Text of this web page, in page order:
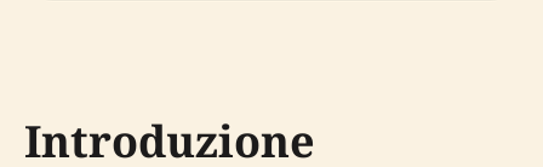
Introduzione